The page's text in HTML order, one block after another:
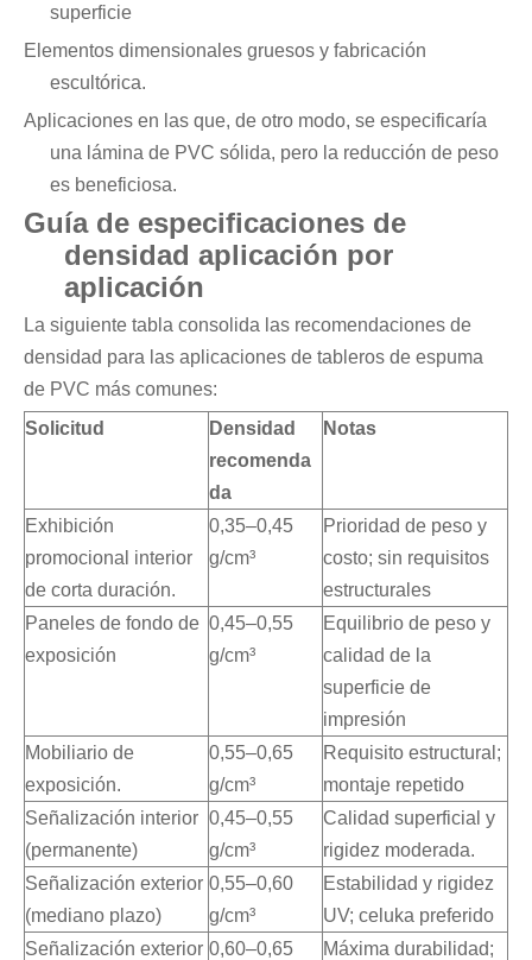
superficie
Elementos dimensionales gruesos y fabricación
escultórica.
Aplicaciones en las que, de otro modo, se especificaría
una lámina de PVC sólida, pero la reducción de peso
es beneficiosa.
Guía de especificaciones de
densidad aplicación por
aplicación
La siguiente tabla consolida las recomendaciones de
densidad para las aplicaciones de tableros de espuma
de PVC más comunes:
Solicitud
Densidad
recomenda
da
Notas
Exhibición
promocional interior
de corta duración.
0,35–0,45
g/cm³
Prioridad de peso y
costo; sin requisitos
estructurales
Paneles de fondo de
exposición
0,45–0,55
g/cm³
Equilibrio de peso y
calidad de la
superficie de
impresión
Mobiliario de
exposición.
0,55–0,65
g/cm³
Requisito estructural;
montaje repetido
Señalización interior
(permanente)
0,45–0,55
g/cm³
Calidad superficial y
rigidez moderada.
Señalización exterior
(mediano plazo)
0,55–0,60
g/cm³
Estabilidad y rigidez
UV; celuka preferido
Señalización exterior 0,60–0,65
Máxima durabilidad;